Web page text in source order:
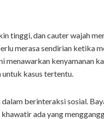
tinggi, dan cauter wajah
merasa sendirian ketika
menawarkan kenyamanan
untuk kasus tertentu.
berinteraksi sosial.
ada yang